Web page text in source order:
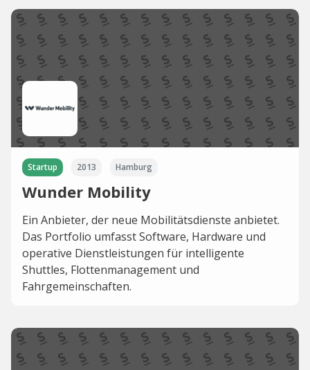
Startup 2013 Hamburg
Wunder Mobility
Ein Anbieter, der neue Mobilitätsdienste anbietet.
Das Portfolio umfasst Software, Hardware und
operative Dienstleistungen für intelligente
Shuttles, Flottenmanagement und
Fahrgemeinschaften.